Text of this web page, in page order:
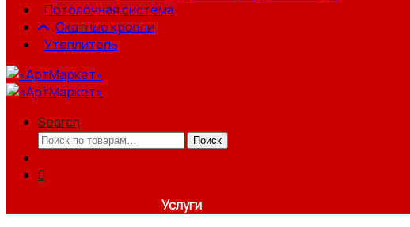
Потолочная система
Скатные кровли
Утеплитель
Search
Искать:
Поиск
0
Услуги